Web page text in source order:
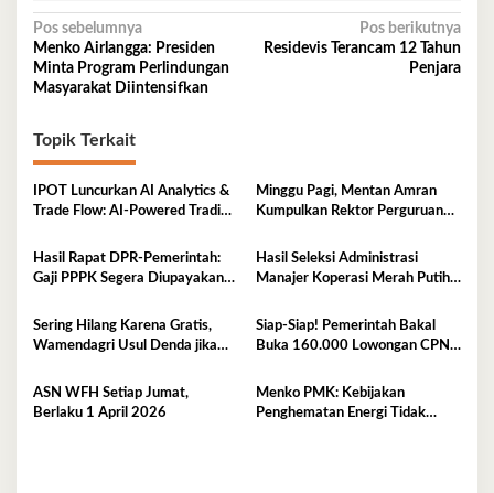
Navigasi
pos
Pos sebelumnya
Menko Airlangga: Presiden
Minta Program Perlindungan
Masyarakat Diintensifkan
Pos berikutnya
Residevis Terancam 12 Tahun
Penjara
Topik Terkait
IPOT Luncurkan AI Analytics &
Trade Flow: AI-Powered Trading
Minggu Pagi, Mentan Amran
Kumpulkan Rektor Perguruan
Perkuat Inovasi Pertanian
Hasil Rapat DPR‑Pemerintah:
Gaji PPPK Segera Diupayakan
Hasil Seleksi Administrasi
Manajer Koperasi Merah Putih
Sini
Sering Hilang Karena Gratis,
Wamendagri Usul Denda jika
Siap-Siap! Pemerintah Bakal
Buka 160.000 Lowongan CPNS
Dicari
ASN WFH Setiap Jumat,
Berlaku 1 April 2026
Menko PMK: Kebijakan
Penghematan Energi Tidak